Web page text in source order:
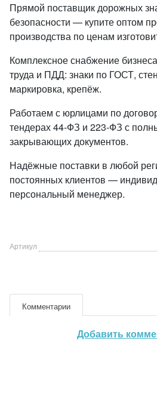
Прямой поставщик дорожных
безопасности — купите оптом
производства по ценам
Комплексное снабжение
труда и ПДД: знаки по ГОСТ,
маркировка, крепёж.
Работаем с юрлицами по
тендерах 44-ФЗ и 223-ФЗ с
закрывающих документов.
Надёжные поставки в любой
постоянных клиентов —
персональный менеджер.
Артикул
Комментарии
Добавить